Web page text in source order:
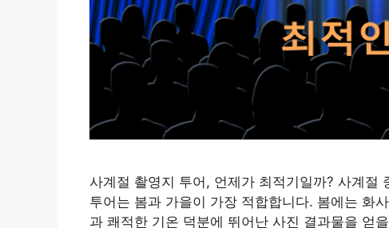
사계절 촬영지 투어, 언제가 최적기일까? 사계절
투어는 봄과 가을이 가장 적합합니다. 봄에는 화
과 쾌적한 기온 덕분에 뛰어난 사진 결과물을 얻